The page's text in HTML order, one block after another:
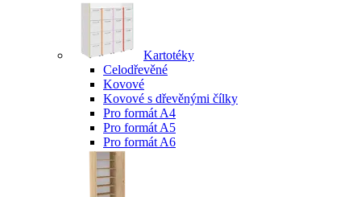
Kartotéky
Celodřevěné
Kovové
Kovové s dřevěnými čílky
Pro formát A4
Pro formát A5
Pro formát A6